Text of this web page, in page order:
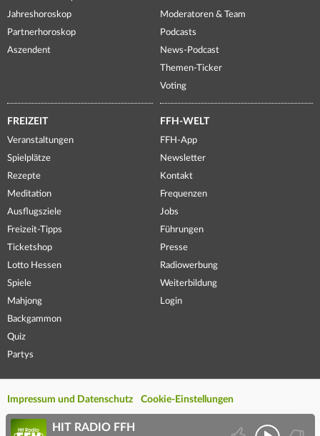
Jahreshoroskop
Partnerhoroskop
Aszendent
Moderatoren & Team
Podcasts
News-Podcast
Themen-Ticker
Voting
FREIZEIT
Veranstaltungen
Spielplätze
Rezepte
Meditation
Ausflugsziele
Freizeit-Tipps
Ticketshop
Lotto Hessen
Spiele
Mahjong
Backgammon
Quiz
Partys
FFH-WELT
FFH-App
Newsletter
Kontakt
Frequenzen
Jobs
Führungen
Presse
Radiowerbung
Weiterbildung
Login
Impressum und Datenschutz Cookie-Einstellungen
HIT RADIO FFH